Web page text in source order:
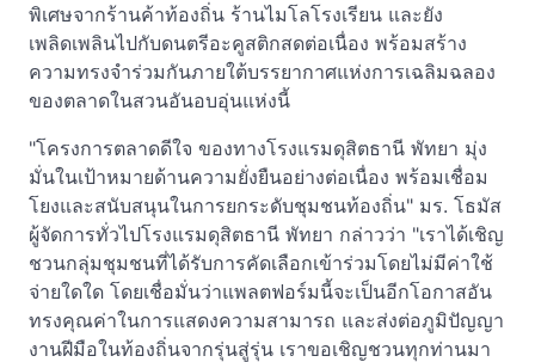
พิเศษจากร้านค้าท้องถิ่น ร้านไมโลโรงเรียน และยัง
เพลิดเพลินไปกับดนตรีอะคูสติกสดต่อเนื่อง พร้อมสร้าง
ความทรงจำร่วมกันภายใต้บรรยากาศแห่งการเฉลิมฉลอง
ของตลาดในสวนอันอบอุ่นแห่งนี้
"โครงการตลาดดีใจ ของทางโรงแรมดุสิตธานี พัทยา มุ่ง
มั่นในเป้าหมายด้านความยั่งยืนอย่างต่อเนื่อง พร้อมเชื่อม
โยงและสนับสนุนในการยกระดับชุมชนท้องถิ่น" มร. โธมัส
ผู้จัดการทั่วไปโรงแรมดุสิตธานี พัทยา กล่าวว่า "เราได้เชิญ
ชวนกลุ่มชุมชนที่ได้รับการคัดเลือกเข้าร่วมโดยไม่มีค่าใช้
จ่ายใดใด โดยเชื่อมั่นว่าแพลตฟอร์มนี้จะเป็นอีกโอกาสอัน
ทรงคุณค่าในการแสดงความสามารถ และส่งต่อภูมิปัญญา
งานฝีมือในท้องถิ่นจากรุ่นสู่รุ่น เราขอเชิญชวนทุกท่านมา